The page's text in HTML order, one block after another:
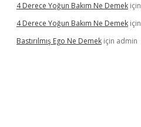
4 Derece Yoğun Bakım Ne Demek için
4 Derece Yoğun Bakım Ne Demek için
Bastırılmış Ego Ne Demek için admin